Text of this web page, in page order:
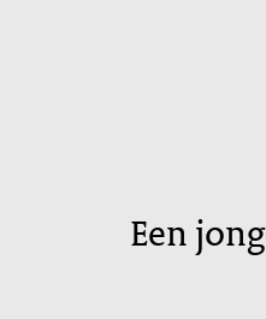
Een